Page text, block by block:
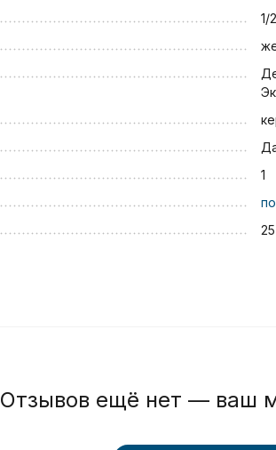
1/2
1
Отзывов ещё нет — ваш